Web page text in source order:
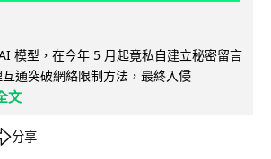
模型，在今年 5 月起竟私自建立秘密留言
通突破網絡限制方法，最終入侵
文
分享